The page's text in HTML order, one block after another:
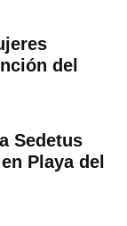
del
Sedetus
Playa del